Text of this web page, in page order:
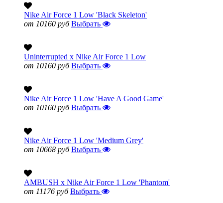
Nike Air Force 1 Low 'Black Skeleton'
от 10160 руб Выбрать
Uninterrupted x Nike Air Force 1 Low
от 10160 руб Выбрать
Nike Air Force 1 Low 'Have A Good Game'
от 10160 руб Выбрать
Nike Air Force 1 Low 'Medium Grey'
от 10668 руб Выбрать
AMBUSH x Nike Air Force 1 Low 'Phantom'
от 11176 руб Выбрать